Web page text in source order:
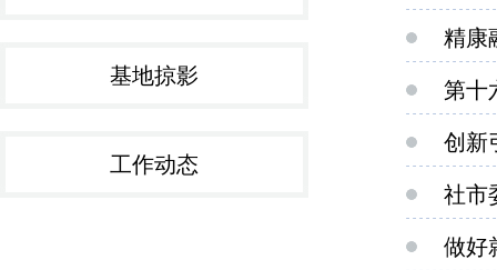
基地掠影
工作动态
精康
第十
创新
社市
做好